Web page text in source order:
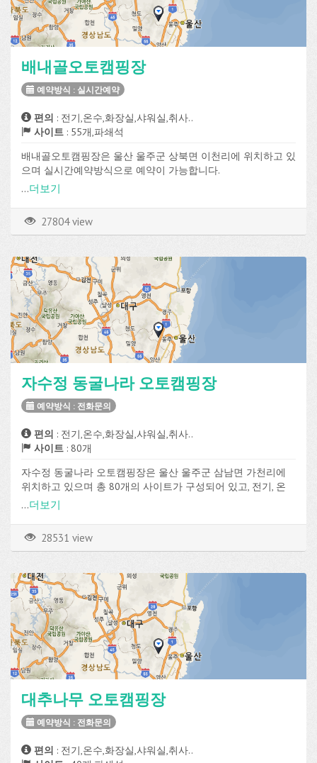
배내골오토캠핑장
예약방식 : 실시간예약
편의 : 전기,온수,화장실,샤워실,취사..
사이트 : 55개,파쇄석
배내골오토캠핑장은 울산 울주군 상북면 이천리에 위치하고 있
으며 실시간예약방식으로 예약이 가능합니다.
파쇄석 사이트가 총 55개로 구성되어 있고, 전기, 온수, 화장실,
...더보기
27804 view
자수정 동굴나라 오토캠핑장
예약방식 : 전화문의
편의 : 전기,온수,화장실,샤워실,취사..
사이트 : 80개
자수정 동굴나라 오토캠핑장은 울산 울주군 삼남면 가천리에
위치하고 있으며 총 80개의 사이트가 구성되어 있고, 전기, 온
수, 화장실, 샤워실, 취사장 등의 편의시설을 이용할 수 있습니
...더보기
28531 view
대추나무 오토캠핑장
예약방식 : 전화문의
편의 : 전기,온수,화장실,샤워실,취사..